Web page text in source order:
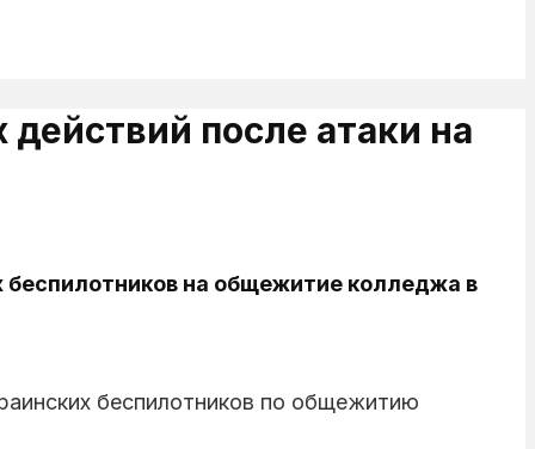
после атаки на
беспилотников на общежитие колледжа в
беспилотников по общежитию